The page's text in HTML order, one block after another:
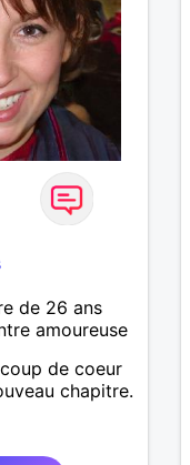
de 26 ans
amoureuse
de coeur
chapitre.